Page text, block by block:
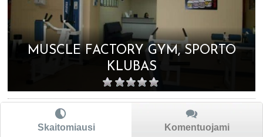
MUSCLE FACTORY GYM, SPORTO
KLUBAS
Skaitomiausi Komentuojami